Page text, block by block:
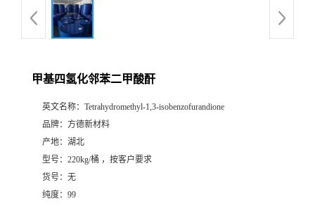
甲基四氢化邻苯二甲酸酐
英文名称： Tetrahydromethyl-1,3-isobenzofurandione
品牌： 方德新材料
产地： 湖北
型号： 220kg/桶 ，按客户要求
货号： 无
纯度： 99